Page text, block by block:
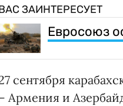
ЗАИНТЕРЕСУЕТ
Евросоюз
сентября
Армения и